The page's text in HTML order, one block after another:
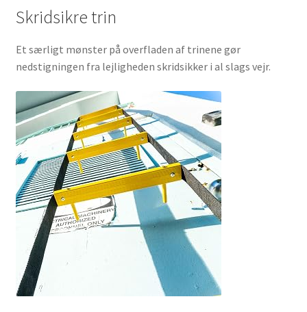
Skridsikre trin
Et særligt mønster på overfladen af trinene gør
nedstigningen fra lejligheden skridsikker i al slags vejr.